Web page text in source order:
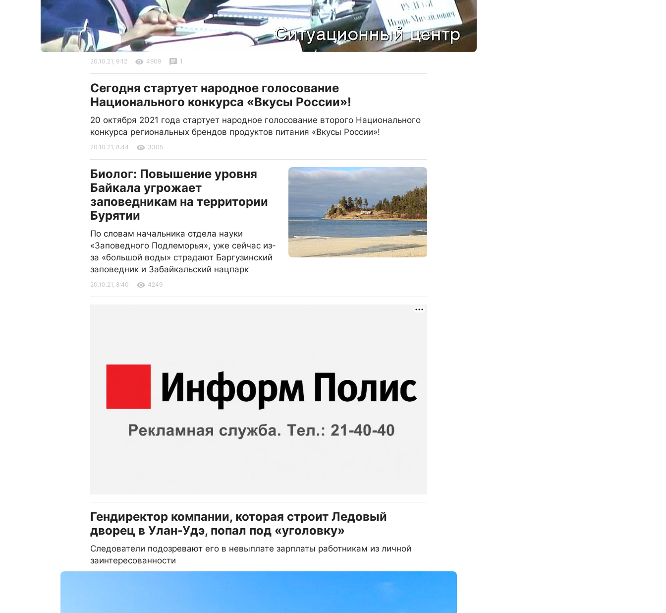
20.10.21, 9:12 4909 1
Сегодня стартует народное голосование
Национального конкурса «Вкусы России»!
20 октября 2021 года стартует народное голосование второго Национального
конкурса региональных брендов продуктов питания «Вкусы России»!
20.10.21, 8:44 3305
Биолог: Повышение уровня
Байкала угрожает
заповедникам на территории
Бурятии
По словам начальника отдела науки
«Заповедного Подлеморья», уже сейчас из-
за «большой воды» страдают Баргузинский
заповедник и Забайкальский нацпарк
20.10.21, 8:40 4249
Гендиректор компании, которая строит Ледовый
дворец в Улан-Удэ, попал под «уголовку»
Следователи подозревают его в невыплате зарплаты работникам из личной
заинтересованности